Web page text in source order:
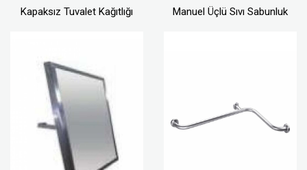
Kapaksız Tuvalet Kağıtlığı Manuel Üçlü Sıvı Sabunluk